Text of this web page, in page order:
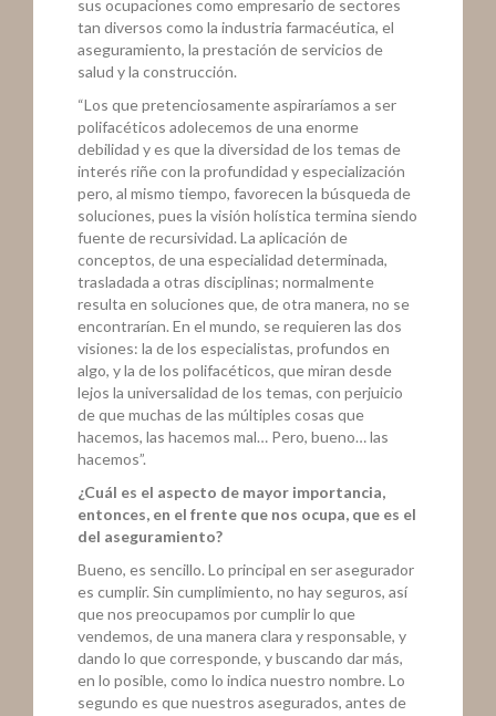
sus ocupaciones como empresario de sectores
tan diversos como la industria farmacéutica, el
aseguramiento, la prestación de servicios de
salud y la construcción.
“Los que pretenciosamente aspiraríamos a ser
polifacéticos adolecemos de una enorme
debilidad y es que la diversidad de los temas de
interés riñe con la profundidad y especialización
pero, al mismo tiempo, favorecen la búsqueda de
soluciones, pues la visión holística termina siendo
fuente de recursividad. La aplicación de
conceptos, de una especialidad determinada,
trasladada a otras disciplinas; normalmente
resulta en soluciones que, de otra manera, no se
encontrarían. En el mundo, se requieren las dos
visiones: la de los especialistas, profundos en
algo, y la de los polifacéticos, que miran desde
lejos la universalidad de los temas, con perjuicio
de que muchas de las múltiples cosas que
hacemos, las hacemos mal… Pero, bueno… las
hacemos”.
¿Cuál es el aspecto de mayor importancia,
entonces, en el frente que nos ocupa, que es el
del aseguramiento?
Bueno, es sencillo. Lo principal en ser asegurador
es cumplir. Sin cumplimiento, no hay seguros, así
que nos preocupamos por cumplir lo que
vendemos, de una manera clara y responsable, y
dando lo que corresponde, y buscando dar más,
en lo posible, como lo indica nuestro nombre. Lo
segundo es que nuestros asegurados, antes de